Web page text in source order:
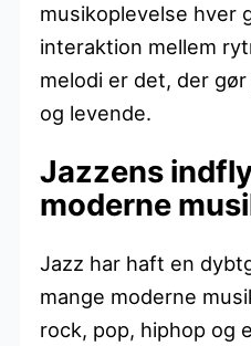
musikoplevelse hver
interaktion mellem
melodi er det, der
og levende.
Jazzens
moderne
Jazz har haft en
mange moderne
rock, pop, hiphop og